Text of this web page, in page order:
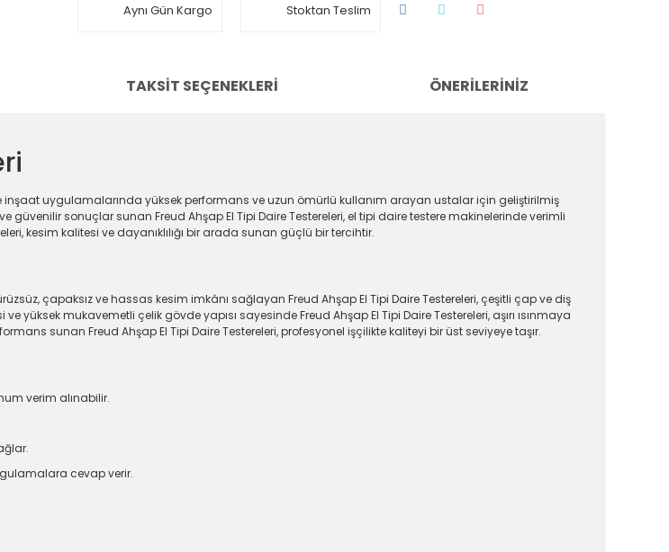
Aynı Gün Kargo Stoktan Teslim
TAKSIT SEÇENEKLERI ÖNERILERINIZ
inşaat uygulamalarında yüksek performans ve uzun ömürlü kullanım arayan ustalar için geliştirilmiş
sonuçlar sunan Freud Ahşap El Tipi Daire Testereleri, el tipi daire testere makinelerinde verimli
kesim kalitesi ve dayanıklılığı bir arada sunan güçlü bir tercihtir.
çapaksız ve hassas kesim imkânı sağlayan Freud Ahşap El Tipi Daire Testereleri, çeşitli çap ve diş
mukavemetli çelik gövde yapısı sayesinde Freud Ahşap El Tipi Daire Testereleri, aşırı ısınmaya
sunan Freud Ahşap El Tipi Daire Testereleri, profesyonel işçilikte kaliteyi bir üst seviyeye taşır.
verim alınabilir.
cevap verir.